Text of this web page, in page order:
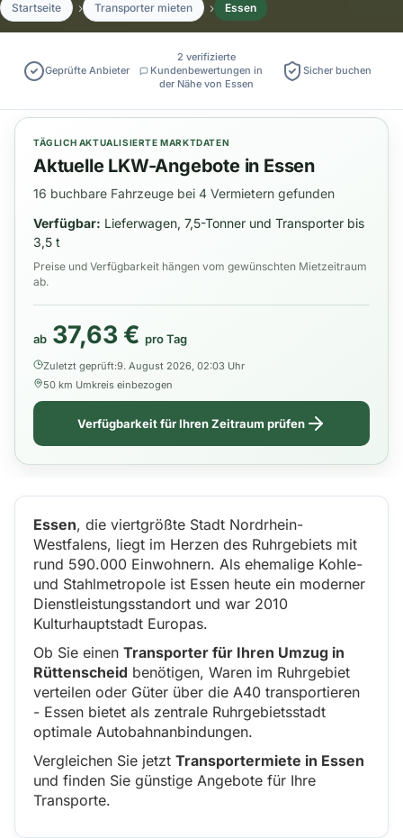
Startseite Transporter mieten Essen
Geprüfte Anbieter
2 verifizierte
Kundenbewertungen in
der Nähe von Essen
Sicher buchen
TÄGLICH AKTUALISIERTE MARKTDATEN
Aktuelle LKW-Angebote in Essen
16 buchbare Fahrzeuge bei 4 Vermietern gefunden
Verfügbar: Lieferwagen, 7,5-Tonner und Transporter bis
3,5 t
Preise und Verfügbarkeit hängen vom gewünschten Mietzeitraum
ab.
ab 37,63 € pro Tag
Zuletzt geprüft:9. August 2026, 02:03 Uhr
50 km Umkreis einbezogen
Verfügbarkeit für Ihren Zeitraum prüfen
Essen, die viertgrößte Stadt Nordrhein-
Westfalens, liegt im Herzen des Ruhrgebiets mit
rund 590.000 Einwohnern. Als ehemalige Kohle-
und Stahlmetropole ist Essen heute ein moderner
Dienstleistungsstandort und war 2010
Kulturhauptstadt Europas.
Ob Sie einen Transporter für Ihren Umzug in
Rüttenscheid benötigen, Waren im Ruhrgebiet
verteilen oder Güter über die A40 transportieren
- Essen bietet als zentrale Ruhrgebietsstadt
optimale Autobahnanbindungen.
Vergleichen Sie jetzt Transportermiete in Essen
und finden Sie günstige Angebote für Ihre
Transporte.